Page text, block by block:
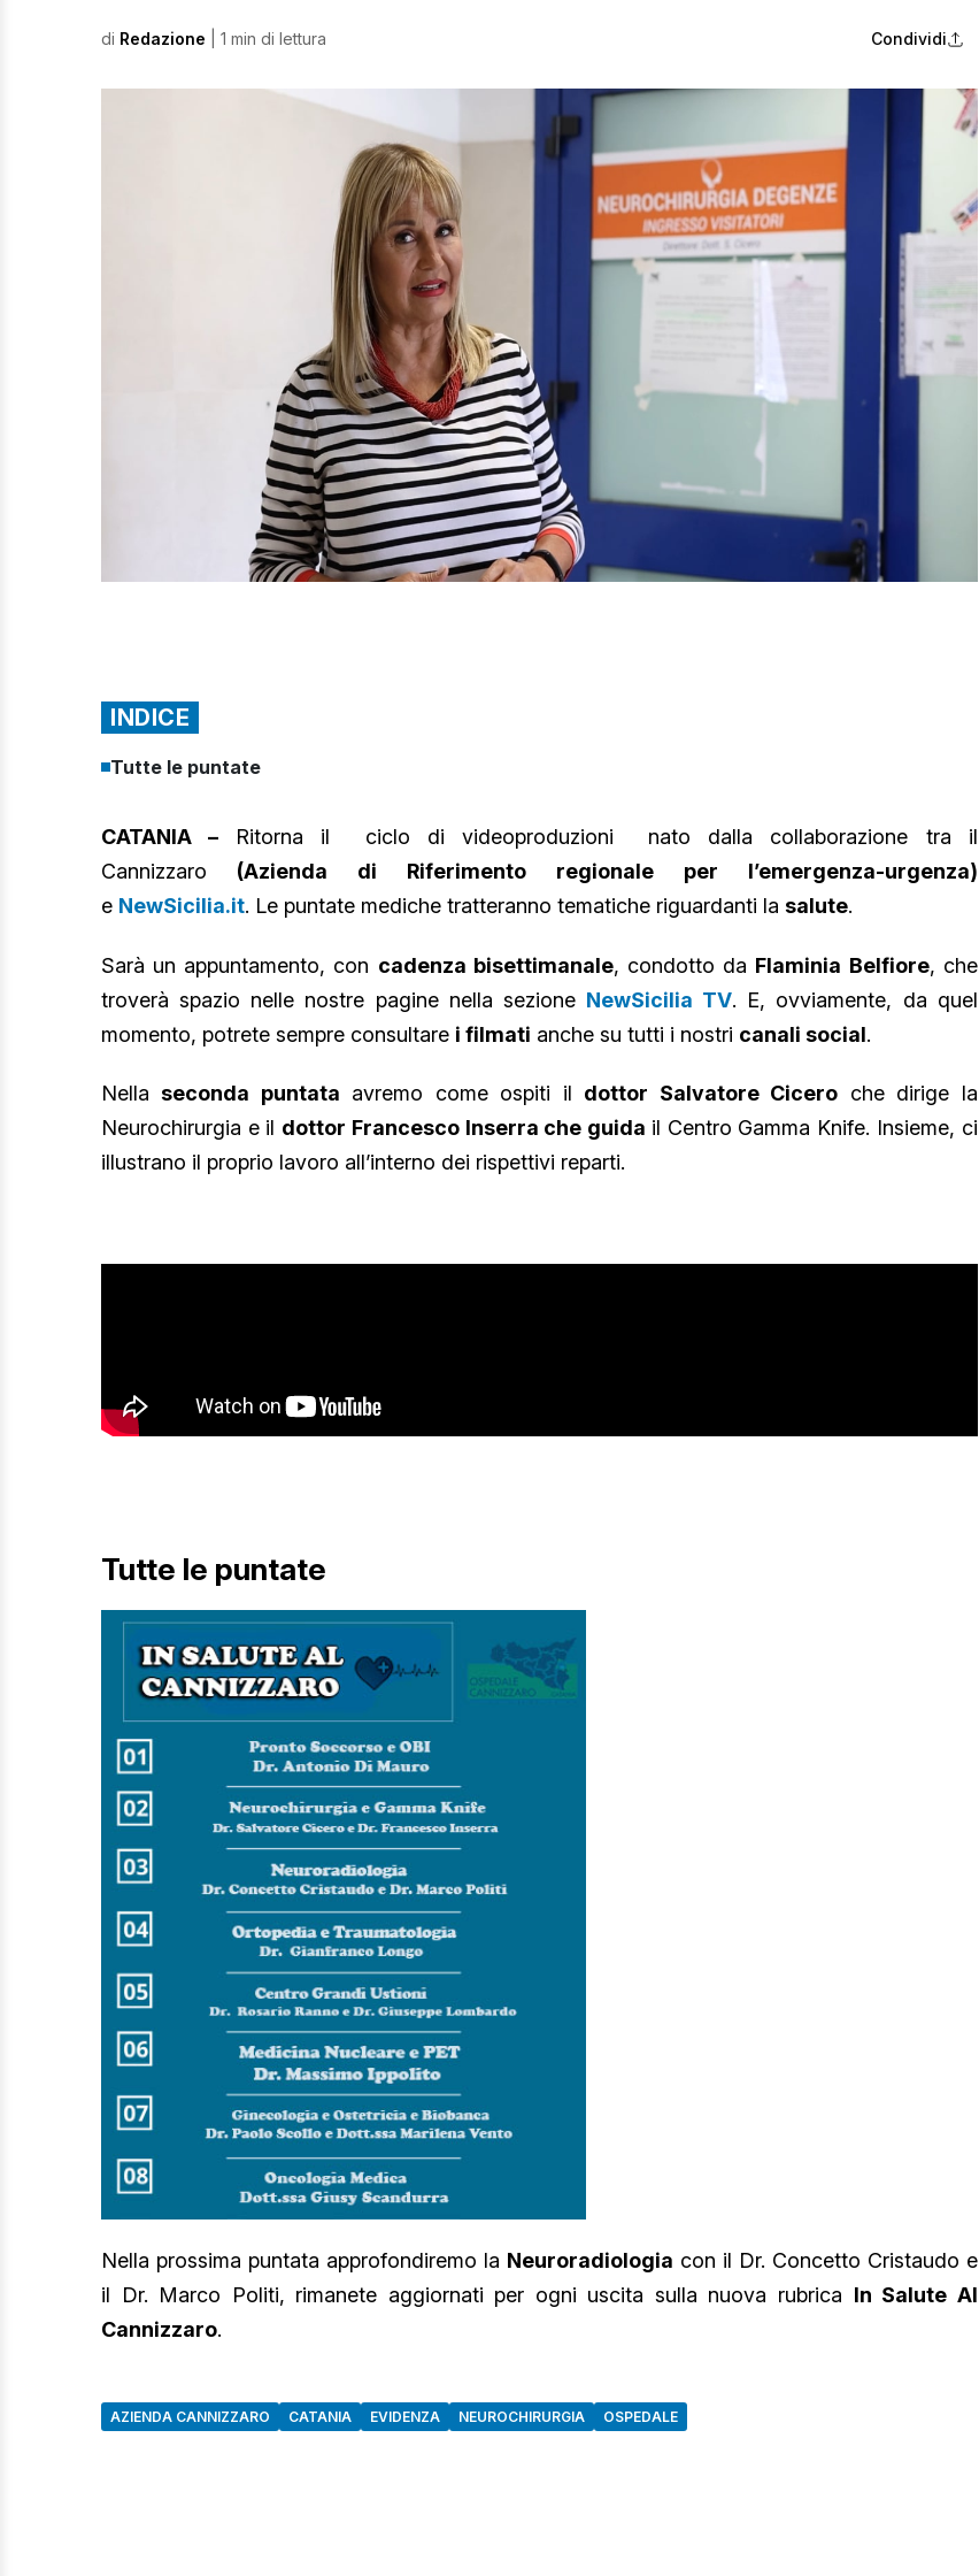
di Redazione | 1 min di lettura Condividi
INDICE
Tutte le puntate
CATANIA – Ritorna il ciclo di videoproduzioni nato dalla collaborazione tra il
Cannizzaro (Azienda di Riferimento regionale per l’emergenza-urgenza)
e NewSicilia.it. Le puntate mediche tratteranno tematiche riguardanti la salute.
Sarà un appuntamento, con cadenza bisettimanale, condotto da Flaminia Belfiore, che
troverà spazio nelle nostre pagine nella sezione NewSicilia TV. E, ovviamente, da quel
momento, potrete sempre consultare i filmati anche su tutti i nostri canali social.
Nellaseconda puntata avremo come ospiti il dottor Salvatore Cicero che dirige la
Neurochirurgia e il dottor Francesco Inserra che guida il Centro Gamma Knife. Insieme, ci
illustrano il proprio lavoro all’interno dei rispettivi reparti.
Tutte le puntate
Nella prossima puntata approfondiremo la Neuroradiologia con il Dr. Concetto Cristaudo e
il Dr. Marco Politi, rimanete aggiornati per ogni uscita sulla nuova rubrica In Salute Al
Cannizzaro.
AZIENDA CANNIZZARO CATANIA EVIDENZA NEUROCHIRURGIA OSPEDALE